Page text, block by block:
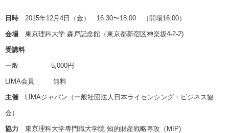
日時 2015年12月4日（金） 16:30〜18:00 （開場16:00）
会場東京理科大学 森戸記念館（東京都新宿区神楽坂4-2-2)
受講料
一般 5,000円
LIMA会員 無料
主催 LIMAジャパン（一般社団法人日本ライセンシング・ビジネス協
会）
協力 東京理科大学専門職大学院 知的財産戦略専攻（MIP)